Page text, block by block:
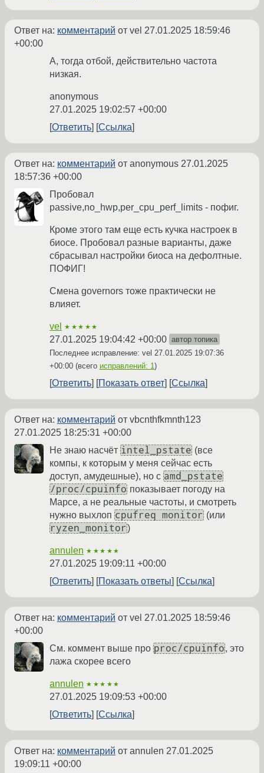
Ответ на: комментарий от vel 27.01.2025 18:59:46
+00:00
А, тогда отбой, действительно частота
низкая.
anonymous
27.01.2025 19:02:57 +00:00
Ответить
Ссылка
Ответ на: комментарий от anonymous 27.01.2025
18:57:36 +00:00
Пробовал
passive,no_hwp,per_cpu_perf_limits - пофиг.
Кроме этого там еще есть кучка настроек в
биосе. Пробовал разные варианты, даже
сбрасывал настройки биоса на дефолтные.
ПОФИГ!
Смена governors тоже практически не
влияет.
vel ★★★★★
27.01.2025 19:04:42 +00:00 автор топика
Последнее исправление: vel 27.01.2025 19:07:36
+00:00 (всего исправлений: 1)
Ответить Показать ответ Ссылка
Ответ на: комментарий от vbcnthfkmnth123
27.01.2025 18:25:31 +00:00
Не знаю насчёт intel_pstate (все
компы, к которым у меня сейчас есть
доступ, амудешные), но с amd_pstate
/proc/cpuinfo показывает погоду на
Марсе, а не реальные частоты, и смотреть
нужно выхлоп cpufreq monitor (или
ryzen_monitor)
annulen ★★★★★
27.01.2025 19:09:11 +00:00
Ответить
Показать ответы Ссылка
Ответ на: комментарий от vel 27.01.2025 18:59:46
+00:00
См. коммент выше про proc/cpuinfo, это
лажа скорее всего
annulen ★★★★★
27.01.2025 19:09:53 +00:00
Ответить
Ссылка
Ответ на: комментарий от annulen 27.01.2025
19:09:11 +00:00